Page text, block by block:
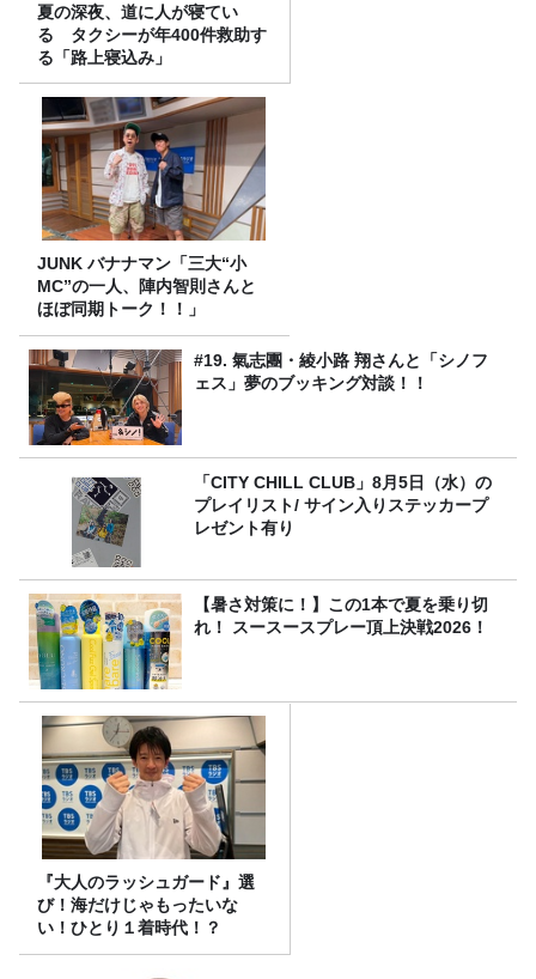
夏の深夜、道に人が寝てい
る タクシーが年400件救助す
る「路上寝込み」
JUNK バナナマン「三大“小
MC”の一人、陣内智則さんと
ほぼ同期トーク！！」
#19. 氣志團・綾小路 翔さんと「シノフ
ェス」夢のブッキング対談！！
「CITY CHILL CLUB」8月5日（水）の
プレイリスト/ サイン入りステッカープ
レゼント有り
【暑さ対策に！】この1本で夏を乗り切
れ！ スースースプレー頂上決戦2026！
『大人のラッシュガード』選
び！海だけじゃもったいな
い！ひとり１着時代！？